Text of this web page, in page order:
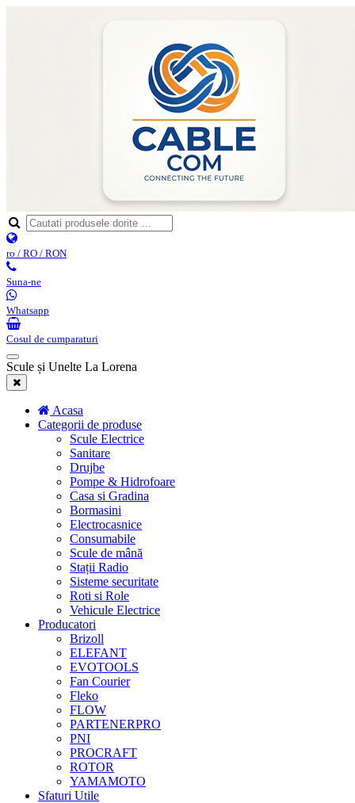
ro / RO / RON
Suna-ne
Whatsapp
Cosul de cumparaturi
Scule și Unelte La Lorena
Acasa
Categorii de produse
Scule Electrice
Sanitare
Drujbe
Pompe & Hidrofoare
Casa si Gradina
Bormasini
Electrocasnice
Consumabile
Scule de mână
Stații Radio
Sisteme securitate
Roti si Role
Vehicule Electrice
Producatori
Brizoll
ELEFANT
EVOTOOLS
Fan Courier
Fleko
FLOW
PARTENERPRO
PNI
PROCRAFT
ROTOR
YAMAMOTO
Sfaturi Utile